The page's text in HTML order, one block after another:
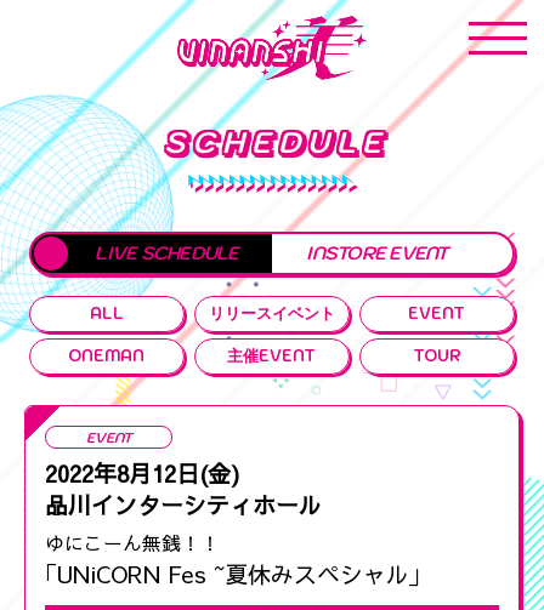
SCHEDULE
LIVE SCHEDULE INSTORE EVENT
ALL リリースイベント EVENT
ONEMAN 主催EVENT TOUR
EVENT
2022年8月12日(金)
品川インターシティホール
ゆにこーん無銭！！
｢UNiCORN Fes ~夏休みスペシャル｣